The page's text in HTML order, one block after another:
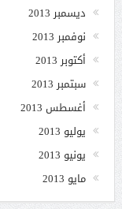
ديسمبر 2013
نوفمبر 2013
أكتوبر 2013
سبتمبر 2013
أغسطس 2013
يوليو 2013
يونيو 2013
مايو 2013